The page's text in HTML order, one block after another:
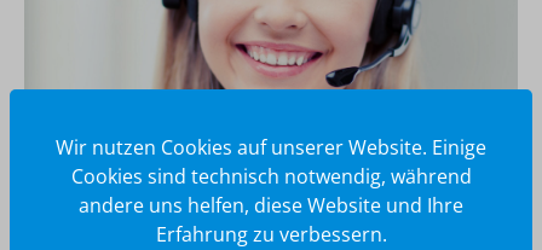
Wir glänzen für Sie
Wir nutzen Cookies auf unserer Website. Einige
Cookies sind technisch notwendig, während
andere uns helfen, diese Website und Ihre
Erfahrung zu verbessern.